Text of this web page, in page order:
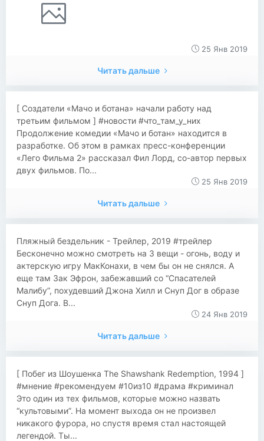
25 Янв 2019
Читать дальше
​[ Создатели «Мачо и ботана» начали работу над
третьим фильмом ] #новости #что_там_у_них
Продолжение комедии «Мачо и ботан» находится в
разработке. Об этом в рамках пресс-конференции
«Лего Фильма 2» рассказал Фил Лорд, со-автор первых
двух фильмов. По...
25 Янв 2019
Читать дальше
Пляжный бездельник - Трейлер, 2019 #трейлер
Бесконечно можно смотреть на 3 вещи - огонь, воду и
актерскую игру МакКонахи, в чем бы он не снялся. А
еще там Зак Эфрон, забежавший со “Спасателей
Малибу”, похудевший Джона Хилл и Снуп Дог в образе
Снуп Дога. В...
24 Янв 2019
Читать дальше
[ Побег из Шоушенка The Shawshank Redemption, 1994 ]
#мнение #рекомендуем #10из10 #драма #криминал
Это один из тех фильмов, которые можно назвать
“культовыми”. На момент выхода он не произвел
никакого фурора, но спустя время стал настоящей
легендой. Ты...